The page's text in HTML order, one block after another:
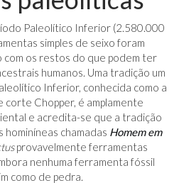
Paleolítico Inferior (2.580.000
simples de seixo foram
com os restos do que podem ter
humanos. Uma tradição um
Inferior, conhecida como a
Chopper, é amplamente
e acredita-se que a tradição
chamadas Homem em
provavelmente ferramentas
nenhuma ferramenta fóssil
como de pedra.